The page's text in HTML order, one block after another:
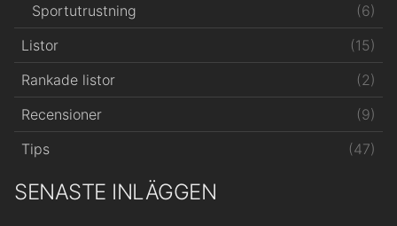
Sportutrustning
(6)
Listor
(15)
Rankade listor
(2)
Recensioner
(9)
Tips
(47)
SENASTE INLÄGGEN